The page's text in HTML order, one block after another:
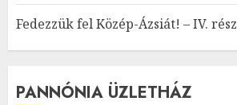
Fedezzük fel Közép-Ázsiát! – IV. rész
PANNÓNIA ÜZLETHÁZ